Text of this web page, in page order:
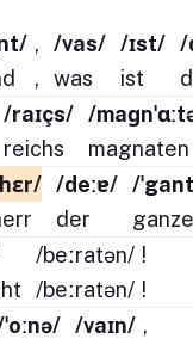
,
,
/vas/
was
/ɪst/
ist
/
/raɪçs/
reichs
/
magnaten
/deːɐ/
der
/
/beːratən/
/beːratən/
!
!
/vaɪn/ ,